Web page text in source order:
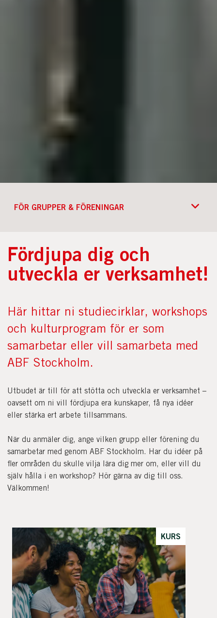
FÖR GRUPPER & FÖRENINGAR
Fördjupa dig och
utveckla er verksamhet!
Här hittar ni studiecirklar, workshops
och kulturprogram för er som
samarbetar eller vill samarbeta med
ABF Stockholm.
Utbudet är till för att stötta och utveckla er verksamhet –
oavsett om ni vill fördjupa era kunskaper, få nya idéer
eller stärka ert arbete tillsammans.
När du anmäler dig, ange vilken grupp eller förening du
samarbetar med genom ABF Stockholm. Har du idéer på
fler områden du skulle vilja lära dig mer om, eller vill du
själv hålla i en workshop? Hör gärna av dig till oss.
Välkommen!
KURS